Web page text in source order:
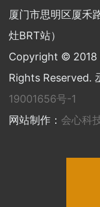
厦门市思明区厦禾
灶BRT站）
Copyright © 2018
Rights Reserved.
19001656号-1
网站制作： 会心科